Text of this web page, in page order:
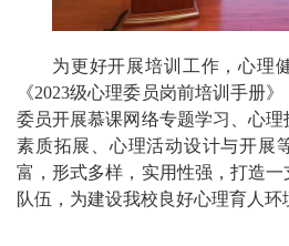
为更好开展培训工作，心理
《2023级心理委员岗前培训手册
委员开展慕课网络专题学习、心
素质拓展、心理活动设计与开展
富，形式多样，实用性强，打造
队伍，为建设我校良好心理育人环